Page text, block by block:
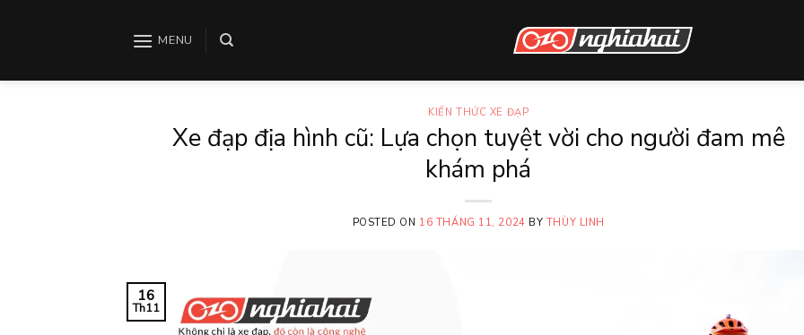
MENU
KIẾN THỨC XE ĐẠP
Xe đạp địa hình cũ: Lựa chọn tuyệt vời cho người đam mê
khám phá
POSTED ON 16 THÁNG 11, 2024 BY THÙY LINH
16
Th11